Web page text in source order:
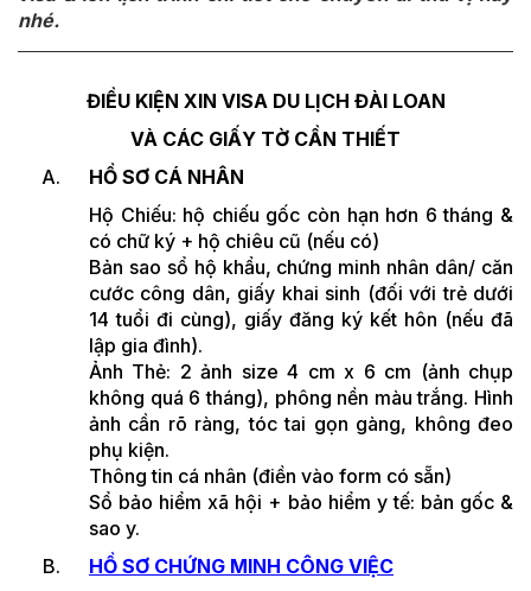
nhé.
ĐIỀU KIỆN XIN VISA DU LỊCH ĐÀI LOAN
VÀ CÁC GIẤY TỜ CẦN THIẾT
HỒ SƠ CÁ NHÂN
Hộ Chiếu: hộ chiếu gốc còn hạn hơn 6 tháng &
có chữ ký + hộ chiêu cũ (nếu có)
Bản sao sổ hộ khẩu, chứng minh nhân dân/ căn
cước công dân, giấy khai sinh (đối với trẻ dưới
14 tuổi đi cùng), giấy đăng ký kết hôn (nếu đã
lập gia đình).
Ảnh Thẻ: 2 ảnh size 4 cm x 6 cm (ảnh chụp
không quá 6 tháng), phông nền màu trắng. Hình
ảnh cần rõ ràng, tóc tai gọn gàng, không đeo
phụ kiện.
Thông tin cá nhân (điền vào form có sẵn)
Sổ bảo hiểm xã hội + bảo hiểm y tế: bản gốc &
sao y.
HỒ SƠ CHỨNG MINH CÔNG VIỆC